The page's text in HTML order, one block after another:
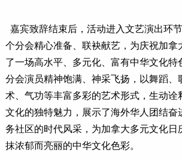
嘉宾致辞结束后，活动进入文艺演出环
个分会精心准备、联袂献艺，为庆祝加拿
了一场高水平、多元化、富有中华文化特
分会演员精神饱满、神采飞扬，以舞蹈、
术、气功等丰富多彩的艺术形式，生动诠
文化的独特魅力，展示了海外华人团结奋
务社区的时代风采，为加拿大多元文化日
抹浓郁而亮丽的中华文化色彩。